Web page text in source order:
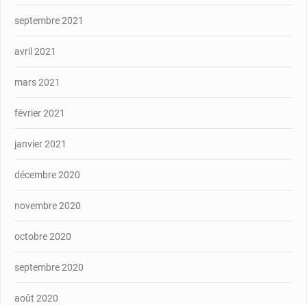
septembre 2021
avril 2021
mars 2021
février 2021
janvier 2021
décembre 2020
novembre 2020
octobre 2020
septembre 2020
août 2020